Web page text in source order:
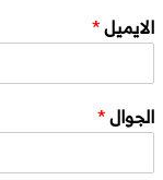
الايميل*
الجوال*